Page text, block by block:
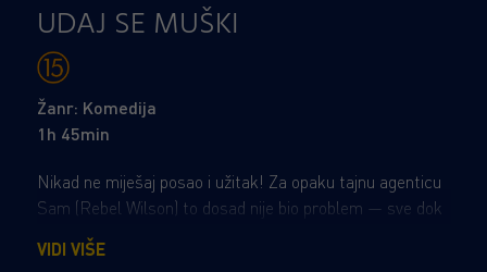
UDAJ SE MUŠKI
Žanr: Komedija
1h 45min
Nikad ne miješaj posao i užitak! Za opaku tajnu agenticu
Sam (Rebel Wilson) to dosad nije bio problem — sve dok
nije dobila jedan od najtežih zadataka u karijeri: biti
vjenčana kuma svojoj prijateljici iz djetinjstva. Daleko
VIDI VIŠE